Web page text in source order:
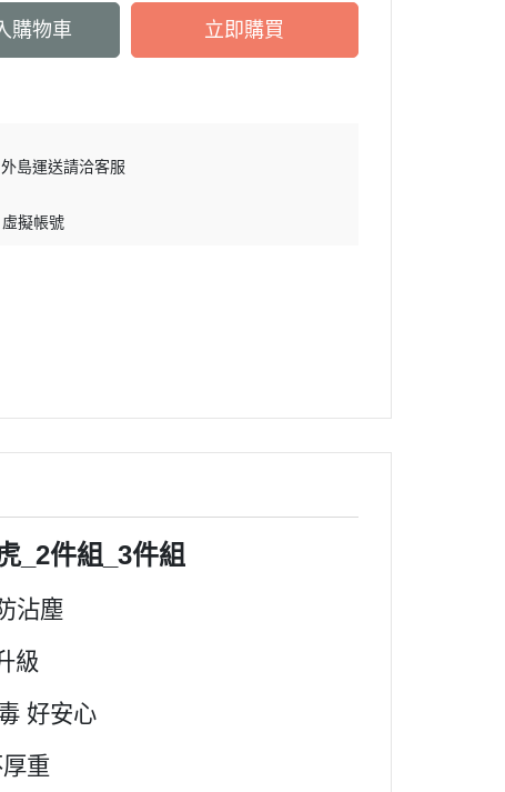
購物車 立即購買
島運送請洽客服
擬帳號
_2件組_3件組
沾塵
級
好安心
重